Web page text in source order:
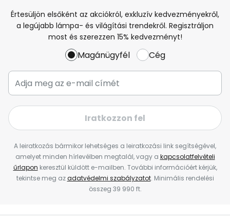
Értesüljön elsőként az akciókról, exkluzív kedvezményekről,
a legújabb lámpa- és világítási trendekről. Regisztráljon
most és szerezzen 15% kedvezményt!
Magánügyfél Cég
Iratkozzon fel
A leiratkozás bármikor lehetséges a leiratkozási link segítségével,
amelyet minden hírlevélben megtalál, vagy a kapcsolatfelvételi
űrlapon keresztül küldött e-mailben. További információért kérjük,
tekintse meg azadatvédelmi szabályzatot. Minimális rendelési
összeg 39 990 ft.